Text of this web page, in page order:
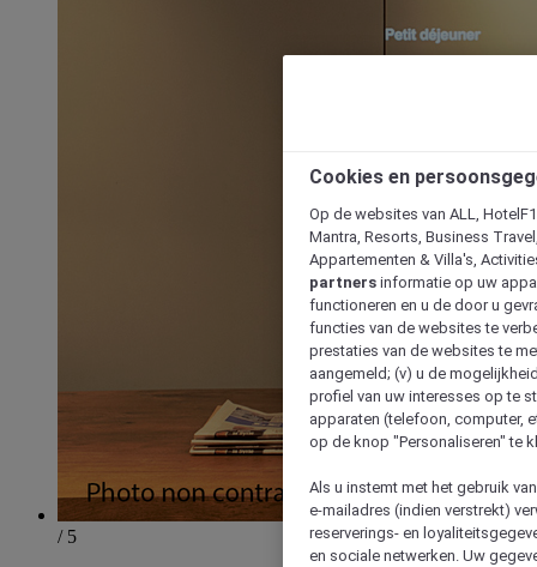
/ 5
Cookies en
Op de websites van ALL,
Mantra, Resorts, Business
Appartementen & Villa's,
partners informatie op uw
functioneren en u de door u
functies van de websites te
prestaties van de websites te
aangemeld; (v) u de
profiel van uw interesses op te
apparaten (telefoon, computer,
op de knop "Personaliseren" te
Als u instemt met het gebruik
e-mailadres (indien verstrekt)
reserverings- en
en sociale netwerken. Uw